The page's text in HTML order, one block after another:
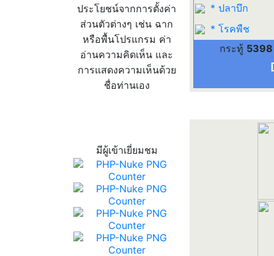
ประโยชน์จากการตั้งค่า
ส่วนตัวต่างๆ เช่น ฉาก
หรือพื้นโปรแกรม ค่า
อ่านความคิดเห็น และ
การแสดงความเห็นด้วย
ชื่อท่านเอง
มีผู้เข้าเยี่ยมชม
* ปลาบึก
* โรคพืช
กระทู้ 5398